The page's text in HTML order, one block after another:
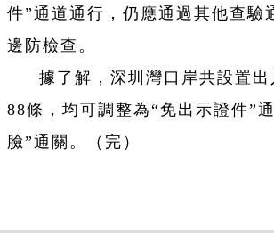
件”通道通行，仍應通過其他查驗
邊防檢查。
據了解，深圳灣口岸共設置出
88條，均可調整為“免出示證件”
臉”通關。（完）